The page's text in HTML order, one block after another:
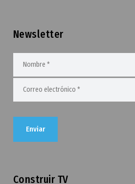
Newsletter
Construir TV